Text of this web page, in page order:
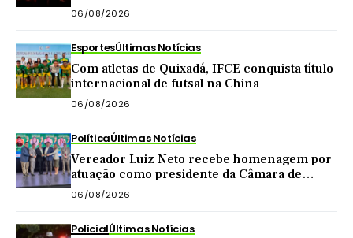
acima de mil pessoas
06/08/2026
EsportesÚltimas Notícias
Com atletas de Quixadá, IFCE conquista título
internacional de futsal na China
06/08/2026
PolíticaÚltimas Notícias
Vereador Luiz Neto recebe homenagem por
atuação como presidente da Câmara de
Quixadá
06/08/2026
PolicialÚltimas Notícias